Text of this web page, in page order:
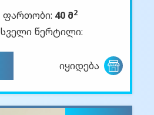
ფართობი: 40 მ2
სველი წერტილი:
იყიდება